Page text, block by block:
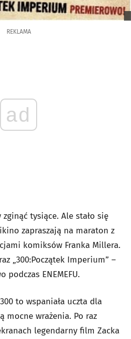
REKLAMA
ad
zginąć tysiące. Ale stało się
zapraszają na maraton z
komiksów Franka Millera.
„300:Początek Imperium” –
podczas ENEMEFU.
to wspaniała uczta dla
mocne wrażenia. Po raz
legendarny film Zacka